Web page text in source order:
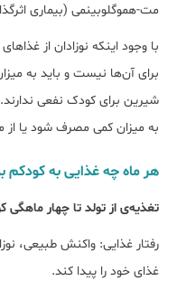
مت-هموگلوبینمی (بیماری
با وجود اینکه نوزادان از
برای آن‌ها نیست و باید به
شیرین برای کودک نفعی
به میزان کمی مصرف شود یا
هر ماه چه غذایی به کودکم
تغذیه‌ی از تولد تا چهار ماهگی
رفتار غذایی: واکنش طبیعی،
غذای خود را پیدا کند.